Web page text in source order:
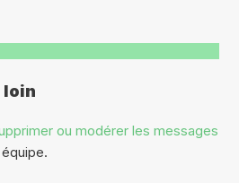
loin
ou modérer les messages